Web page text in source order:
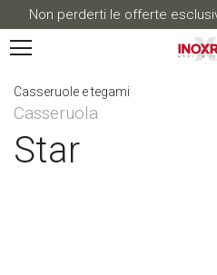
Non perderti le offerte
Casseruole e tegami
Casseruola
Star